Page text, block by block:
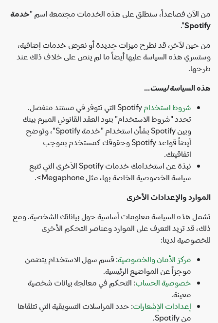
فصاعداً، سنطلق على هذه الخدمات مجتمعة اسم "خدمة
".
لآخر، قد نطرح ميزات جديدة أو نعرض خدمات إضافية،
هذه السياسة عليها أيضاً ما لم ينص على خلاف ذلك عند
السياسةليست...
شروط استخدام
Spotify التي تتوفر في مستند منفصل.
تحدد "شروط الاستخدام" بنود العقد القانوني المبرم بينك
وبين Spotify بشأن استخدام "خدمة Spotify"، وتوضح
أيضاً قواعد Spotify وحقوقك كمستخدم بموجب
اتفاقيتك.
نبذة عن استخدامك خدمات Spotify الأخرى التي تتبع
سياسة الخصوصية الخاصة بها، مثل Megaphone>.
والإعدادات الأخرى
هذه السياسة معلومات أساسية حول بياناتك الشخصية. ومع
قد تريد التعرف على الموارد وعناصر التحكم الأخرى
لدينا:
مركز الأمان والخصوصية: قسم سهل الاستخدام يتضمن
موجزاً عن المواضيع الرئيسية.
خصوصية الحساب: التحكم في معالجة بيانات شخصية
معينة.
إعدادات الإشعارات: حدد المراسلات التسويقية التي تتلقاها